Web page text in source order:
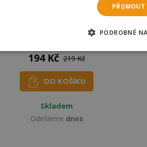
Dino Puzzle Zelený Rolls-Royce
194 Kč 219 Kč
DO KOŠÍKU
Skladem
Odešleme dnes
PŘIJMOUT
PODROBNÉ